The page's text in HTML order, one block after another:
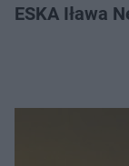
ESKA Iława